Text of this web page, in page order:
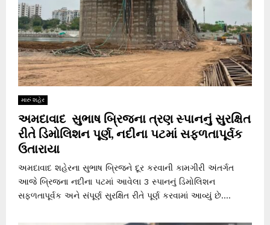
મારું શહેર
અમદાવાદ સુભાષ બ્રિજના ત્રણ સ્પાનનું સુરક્ષિત
રીતે ડિમોલિશન પૂર્ણ, નદીના પટમાં સફળતાપૂર્વક
ઉતારાયા
અમદાવાદ શહેરના સુભાષ બ્રિજને દૂર કરવાની કામગીરી અંતર્ગત
આજે બ્રિજના નદીના પટમાં આવેલા 3 સ્પાનનું ડિમોલિશન
સફળતાપૂર્વક અને સંપૂર્ણ સુરક્ષિત રીતે પૂર્ણ કરવામાં આવ્યું છે....